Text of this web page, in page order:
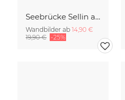
Seebrücke Sellin auf Rügen
Wandbilder ab 14,90 €
19,90 € -25%